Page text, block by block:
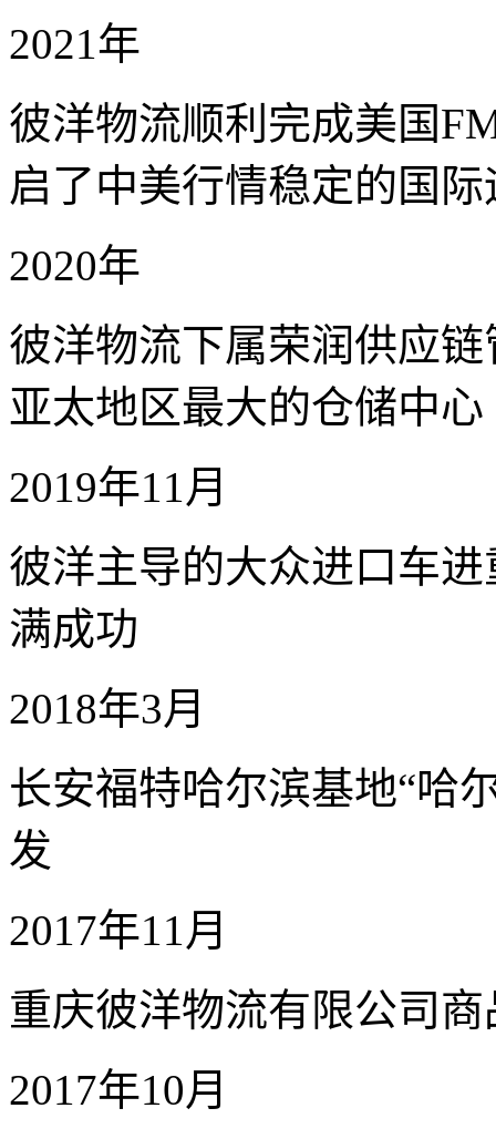
2021年
彼洋物流顺利完成美国
启了中美行情稳定的国
2020年
彼洋物流下属荣润供应
亚太地区最大的仓储中心
2019年11月
彼洋主导的大众进口车
满成功
2018年3月
长安福特哈尔滨基地“哈
发
2017年11月
重庆彼洋物流有限公司
2017年10月